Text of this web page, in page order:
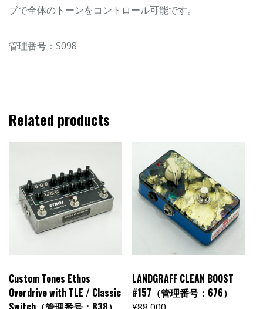
ブで全体のトーンをコントロール可能です。
管理番号：S098
Related products
Custom Tones Ethos
Overdrive with TLE / Classic
LANDGRAFF CLEAN BOOST
#157（管理番号：676）